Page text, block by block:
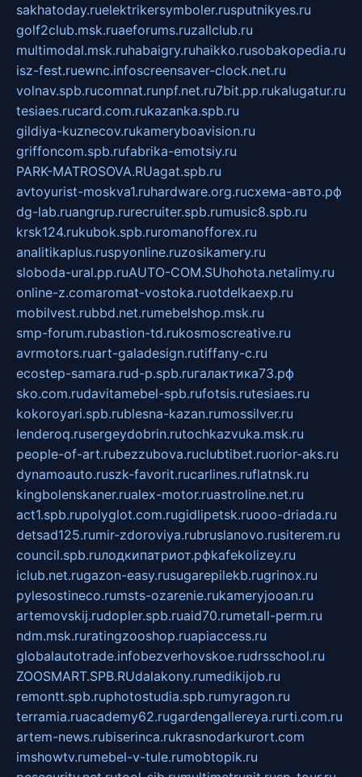
sakhatoday.ruelektrikersymboler.rusputnikyes.ru
golf2club.msk.ruaeforums.ruzallclub.ru
multimodal.msk.ruhabaigry.ruhaikko.rusobakopedia.ru
isz-fest.ruewnc.infoscreensaver-clock.net.ru
volnav.spb.rucomnat.runpf.net.ru7bit.pp.rukalugatur.ru
tesiaes.rucard.com.rukazanka.spb.ru
gildiya-kuznecov.rukameryboavision.ru
griffoncom.spb.rufabrika-emotsiy.ru
PARK-MATROSOVA.RUagat.spb.ru
avtoyurist-moskva1.ruhardware.org.ruсхема-авто.рф
dg-lab.ruangrup.rurecruiter.spb.rumusic8.spb.ru
krsk124.rukubok.spb.ruromanofforex.ru
analitikaplus.ruspyonline.ruzosikamery.ru
sloboda-ural.pp.ruAUTO-COM.SUhohota.netalimy.ru
online-z.comaromat-vostoka.ruotdelkaexp.ru
mobilvest.rubbd.net.rumebelshop.msk.ru
smp-forum.rubastion-td.rukosmoscreative.ru
avrmotors.ruart-galadesign.rutiffany-c.ru
ecostep-samara.rud-p.spb.ruгалактика73.рф
sko.com.rudavitamebel-spb.rufotsis.rutesiaes.ru
kokoroyari.spb.rublesna-kazan.rumossilver.ru
lenderoq.rusergeydobrin.rutochkazvuka.msk.ru
people-of-art.rubezzubova.ruclubtibet.ruorior-aks.ru
dynamoauto.ruszk-favorit.rucarlines.ruflatnsk.ru
kingbolenskaner.rualex-motor.ruastroline.net.ru
act1.spb.rupolyglot.com.rugidlipetsk.ruooo-driada.ru
detsad125.rumir-zdoroviya.rubruslanovo.rusiterem.ru
council.spb.ruлодкипатриот.рфkafekolizey.ru
iclub.net.rugazon-easy.rusugarepilekb.rugrinox.ru
pylesostineco.rumsts-ozarenie.rukameryjooan.ru
artemovskij.rudopler.spb.ruaid70.rumetall-perm.ru
ndm.msk.ruratingzooshop.ruapiaccess.ru
globalautotrade.infobezverhovskoe.rudrsschool.ru
ZOOSMART.SPB.RUdalakony.rumedikijob.ru
remontt.spb.ruphotostudia.spb.rumyragon.ru
terramia.ruacademy62.rugardengallereya.rurti.com.ru
artem-news.rubiserinca.rukrasnodarkurort.com
imshowtv.rumebel-v-tule.rumobtopik.ru